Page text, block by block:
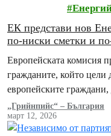
ЕК представи нов
по-ниски сметки и
Европейската комисия
гражданите, който цели
европейските
енергия и да се
„Грийнпийс“ – България
март 12, 2026